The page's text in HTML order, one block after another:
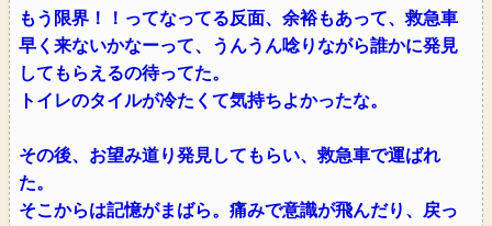
もう限界！！ってなってる反面、余裕もあって、救急車
早く来ないかなーって、うんうん唸りながら誰かに発見
してもらえるの待ってた。
トイレのタイルが冷たくて気持ちよかったな。
その後、お望み道り発見してもらい、救急車で運ばれ
た。
そこからは記憶がまばら。痛みで意識が飛んだり、戻っ